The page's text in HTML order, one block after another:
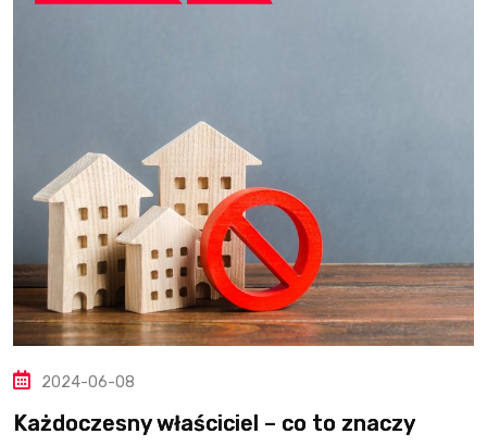
2024-06-08
Każdoczesny właściciel – co to znaczy